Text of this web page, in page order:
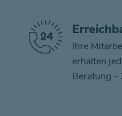
Ihre
erhalten
Beratung -